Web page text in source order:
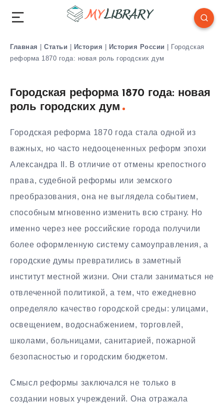
Главная | Статьи | История | История России | Городская
реформа 1870 года: новая роль городских дум
Городская реформа 1870 года: новая
роль городских дум
Городская реформа 1870 года стала одной из
важных, но часто недооцененных реформ эпохи
Александра II. В отличие от отмены крепостного
права, судебной реформы или земского
преобразования, она не выглядела событием,
способным мгновенно изменить всю страну. Но
именно через нее российские города получили
более оформленную систему самоуправления, а
городские думы превратились в заметный
институт местной жизни. Они стали заниматься не
отвлеченной политикой, а тем, что ежедневно
определяло качество городской среды: улицами,
освещением, водоснабжением, торговлей,
школами, больницами, санитарией, пожарной
безопасностью и городским бюджетом.
Смысл реформы заключался не только в
создании новых учреждений. Она отражала